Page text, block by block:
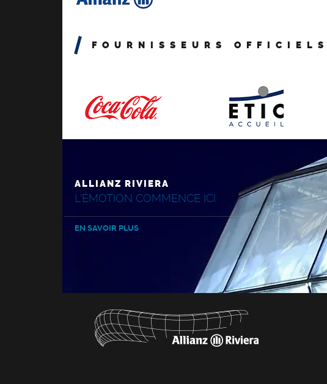
FOURNISSEURS OFFICIELS
ALLIANZ RIVIERA
L'ÉMOTION COMMENCE ICI
EN SAVOIR PLUS